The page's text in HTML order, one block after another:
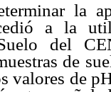
la
a la
del
de
valores de